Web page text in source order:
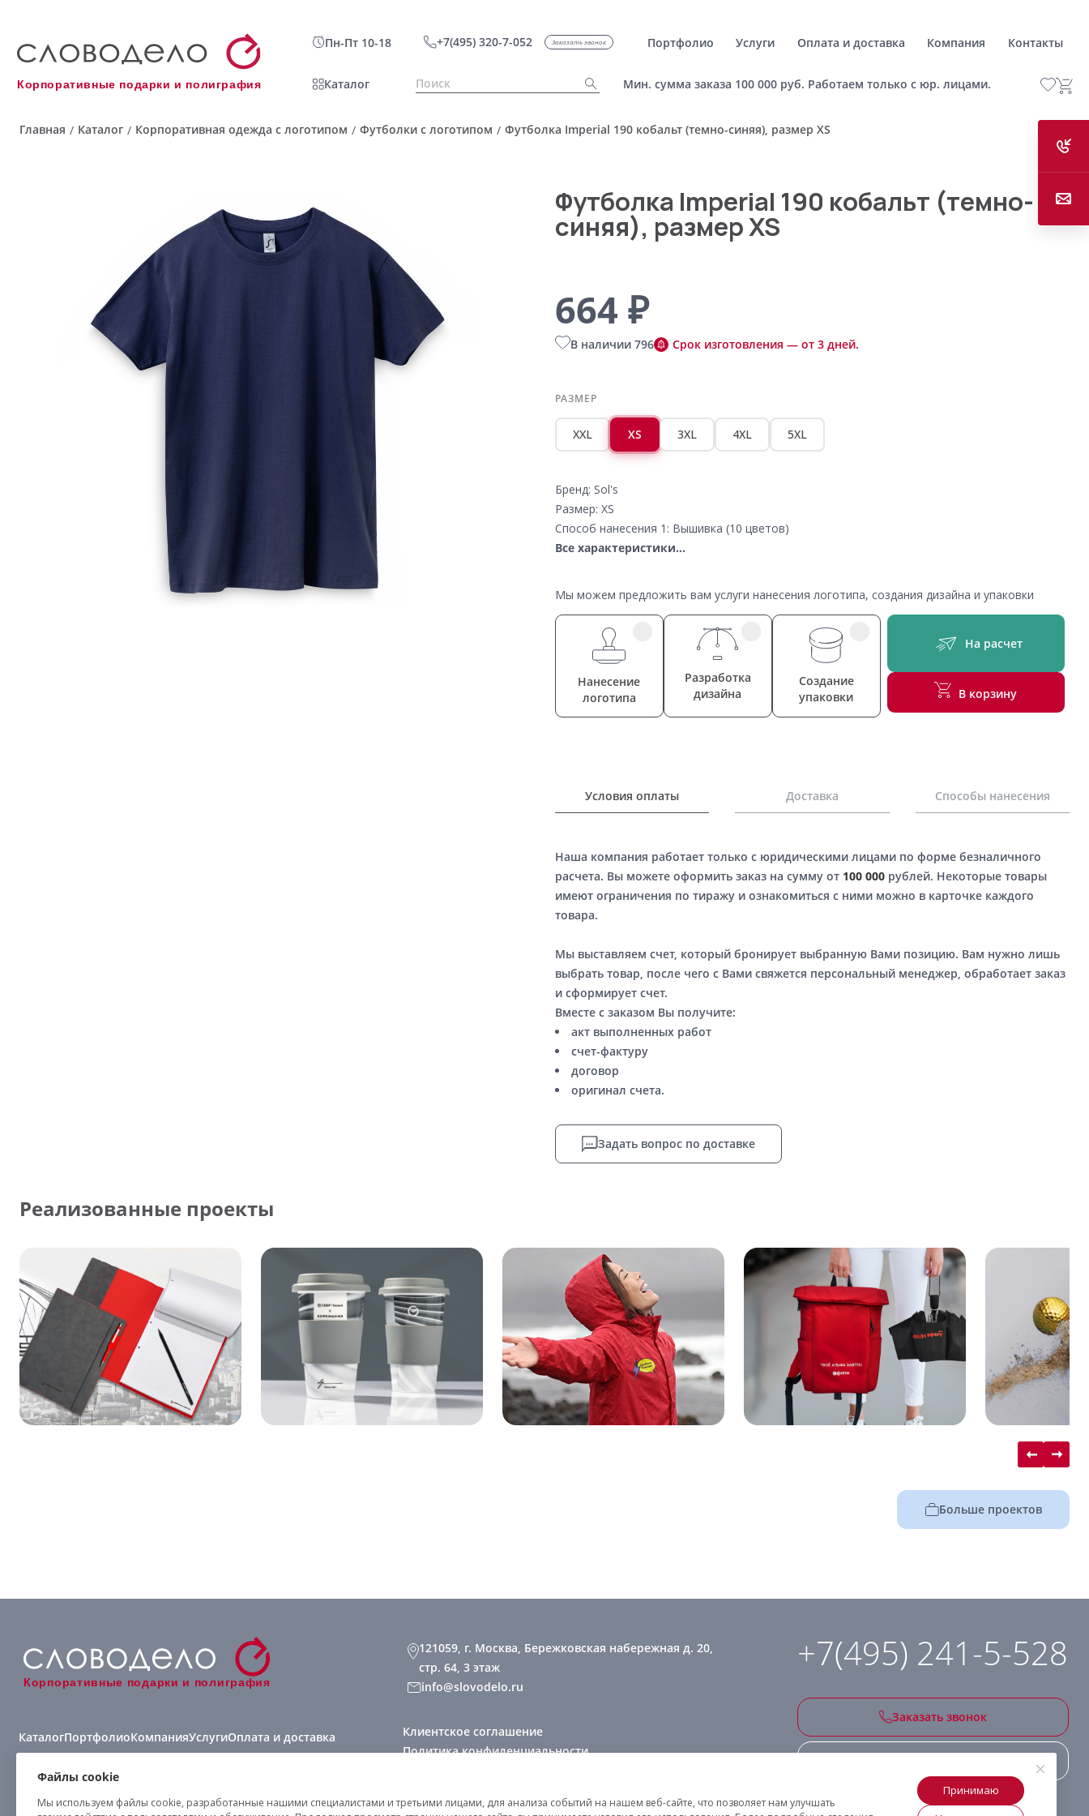
Корпоративные подарки и полиграфия
Пн-Пт 10-18 +7(495) 320-7-052 Заказать звонок Портфолио Услуги Оплата и доставка Компания Контакты
Каталог Мин. сумма заказа 100 000 руб. Работаем только с юр. лицами.
Главная / Каталог / Корпоративная одежда с логотипом / Футболки с логотипом / Футболка Imperial 190 кобальт (темно-синяя), размер XS
Футболка Imperial 190 кобальт (темно-
синяя), размер XS
664 ₽
В наличии 796 Срок изготовления — от 3 дней.
РАЗМЕР
XXL XS 3XL 4XL 5XL
Бренд: Sol's
Размер: XS
Способ нанесения 1: Вышивка (10 цветов)
Все характеристики...
Мы можем предложить вам услуги нанесения логотипа, создания дизайна и упаковки
Нанесение
логотипа
Разработка
дизайна
Создание
упаковки
На расчет
В корзину
Условия оплаты Доставка Способы нанесения
Наша компания работает только с юридическими лицами по форме безналичного
расчета. Вы можете оформить заказ на сумму от 100 000рублей. Некоторые товары
имеют ограничения по тиражу и ознакомиться с ними можно в карточке каждого
товара.
Мы выставляем счет, который бронирует выбранную Вами позицию. Вам нужно лишь
выбрать товар, после чего с Вами свяжется персональный менеджер, обработает заказ
и сформирует счет.
Вместе с заказом Вы получите:
акт выполненных работ
счет-фактуру
договор
оригинал счета.
Задать вопрос по доставке
Реализованные проекты
Больше проектов
Корпоративные подарки и полиграфия
КаталогПортфолиоКомпанияУслугиОплата и доставка
Виды нанесения
121059, г. Москва, Бережковская набережная д. 20,
стр. 64, 3 этаж
info@slovodelo.ru
+7(495) 241-5-528
Заказать звонок
Клиентское соглашение
Политика конфиденциальности
Файлы cookie
Мы используем файлы cookie, разработанные нашими специалистами и третьими лицами, для анализа событий на нашем веб-сайте, что позволяет нам улучшать
Принимаю